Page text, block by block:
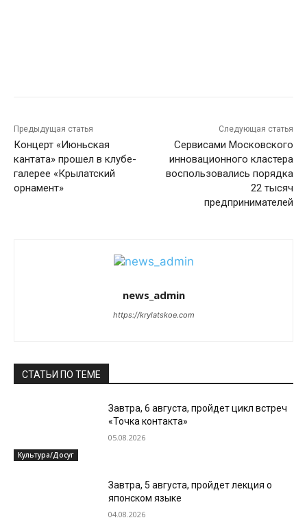
Предыдущая статья
Концерт «Июньская
кантата» прошел в клубе-
галерее «Крылатский
орнамент»
Следующая статья
Сервисами Московского
инновационного кластера
воспользовались порядка
22 тысяч
предпринимателей
news_admin
https://krylatskoe.com
СТАТЬИ ПО ТЕМЕ
Культура/Досуг
Завтра, 6 августа, пройдет цикл встреч
«Точка контакта»
05.08.2026
Завтра, 5 августа, пройдет лекция о
японском языке
04.08.2026